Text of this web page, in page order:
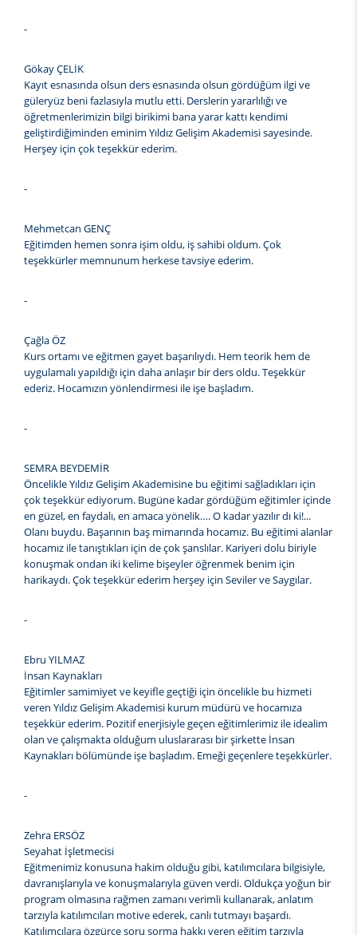
-
Gökay ÇELİK
Kayıt esnasında olsun ders esnasında olsun gördüğüm ilgi ve
güleryüz beni fazlasıyla mutlu etti. Derslerin yararlılığı ve
öğretmenlerimizin bilgi birikimi bana yarar kattı kendimi
geliştirdiğiminden eminim Yıldız Gelişim Akademisi sayesinde.
Herşey için çok teşekkür ederim.
-
Mehmetcan GENÇ
Eğitimden hemen sonra işim oldu, iş sahibi oldum. Çok
teşekkürler memnunum herkese tavsiye ederim.
-
Çağla ÖZ
Kurs ortamı ve eğitmen gayet başarılıydı. Hem teorik hem de
uygulamalı yapıldığı için daha anlaşır bir ders oldu. Teşekkür
ederiz. Hocamızın yönlendirmesi ile işe başladım.
-
SEMRA BEYDEMİR
Öncelikle Yıldız Gelişim Akademisine bu eğitimi sağladıkları için
çok teşekkür ediyorum. Bugüne kadar gördüğüm eğitimler içinde
en güzel, en faydalı, en amaca yönelik…. O kadar yazılır dı ki!...
Olanı buydu. Başarının baş mimarında hocamız. Bu eğitimi alanlar
hocamız ile tanıştıkları için de çok şanslılar. Kariyeri dolu biriyle
konuşmak ondan iki kelime bişeyler öğrenmek benim için
harikaydı. Çok teşekkür ederim herşey için Seviler ve Saygılar.
-
Ebru YILMAZ
İnsan Kaynakları
Eğitimler samimiyet ve keyifle geçtiği için öncelikle bu hizmeti
veren Yıldız Gelişim Akademisi kurum müdürü ve hocamıza
teşekkür ederim. Pozitif enerjisiyle geçen eğitimlerimiz ile idealim
olan ve çalışmakta olduğum uluslararası bir şirkette İnsan
Kaynakları bölümünde işe başladım. Emeği geçenlere teşekkürler.
-
Zehra ERSÖZ
Seyahat İşletmecisi
Eğitmenimiz konusuna hakim olduğu gibi, katılımcılara bilgisiyle,
davranışlarıyla ve konuşmalarıyla güven verdi. Oldukça yoğun bir
program olmasına rağmen zamanı verimli kullanarak, anlatım
tarzıyla katılımcıları motive ederek, canlı tutmayı başardı.
Katılımcılara özgürce soru sorma hakkı veren eğitim tarzıyla